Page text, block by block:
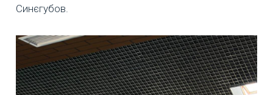
Синєгубов.